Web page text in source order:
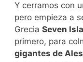
Y cerramos con
pero empieza a
Grecia Seven
primero, para
gigantes de